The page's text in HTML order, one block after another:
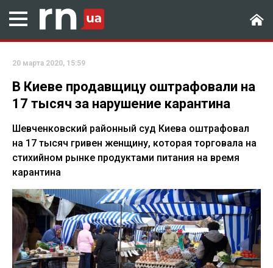
20 марта 2020, 15:59
В Киеве продавщицу оштрафовали на
17 тысяч за нарушение карантина
Шевченковский районный суд Киева оштрафовал
на 17 тысяч гривен женщину, которая торговала на
стихийном рынке продуктами питания на время
карантина